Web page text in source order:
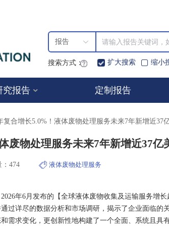
报告
搜索方式： 扩大搜索 缩小
究报告 定制报告
复合增长5.0%！液体废物处理服务未来7年新增近37
废物处理服务未来7年新增近37亿
：474 液体废物处理服务
年6月发布的【全球液体废物收集及运输服务增
过详尽的数据分析和市场调研，揭示了企业面临的
需求变化，更创新性地构建了一个全面、系统且具